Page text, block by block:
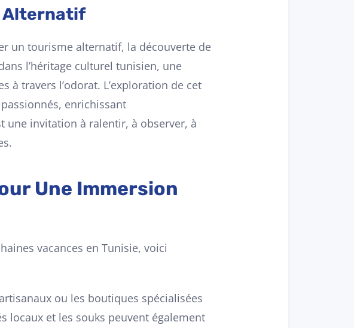
Alternatif
un tourisme alternatif, la découverte de
l’héritage culturel tunisien, une
travers l’odorat. L’exploration de cet
enrichissant
une invitation à ralentir, à observer, à
Une Immersion
vacances en Tunisie, voici
ou les boutiques spécialisées
locaux et les souks peuvent également